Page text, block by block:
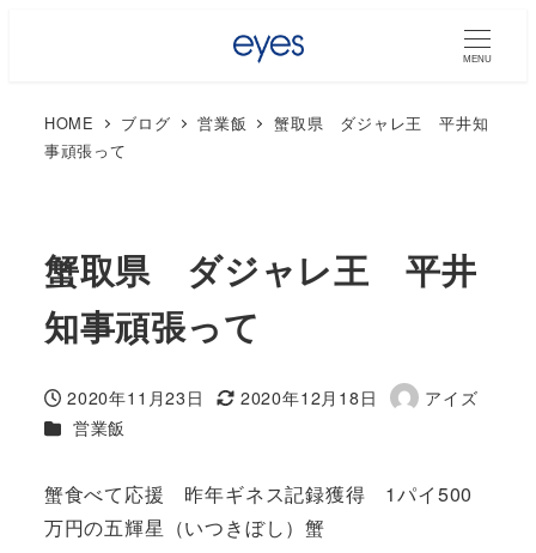
MENU
HOME ブログ 営業飯
蟹取県 ダジャレ王 平井知
事頑張って
蟹取県 ダジャレ王 平井
知事頑張って
投稿日
2020年11月23日
更新日
2020年12月18日
著
アイズ
カテゴリー
営業飯
蟹食べて応援 昨年ギネス記録獲得 1パイ500
万円の五輝星（いつきぼし）蟹